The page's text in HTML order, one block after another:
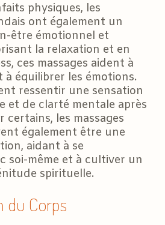
physiques, les
ont également un
être émotionnel et
la relaxation et en
ces massages aident à
à équilibrer les émotions.
ressentir une sensation
et de clarté mentale après
certains, les massages
également être une
aidant à se
soi-même et à cultiver un
spirituelle.
du Corps